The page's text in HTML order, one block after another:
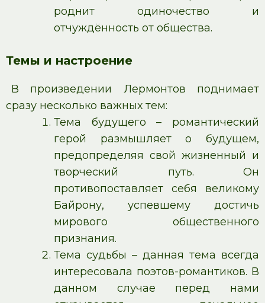
роднит одиночество и
отчуждённость от общества.
Темы и настроение
В произведении Лермонтов поднимает
сразу несколько важных тем:
Тема будущего – романтический
герой размышляет о будущем,
предопределяя свой жизненный и
творческий путь. Он
противопоставляет себя великому
Байрону, успевшему достичь
мирового общественного
признания.
Тема судьбы – данная тема всегда
интересовала поэтов-романтиков. В
данном случае перед нами